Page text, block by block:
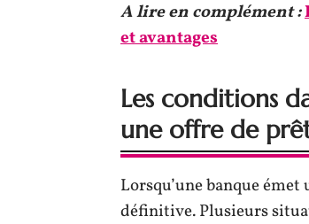
A lire en complément :
et avantages
Les conditions
une offre de
Lorsqu’une banque
définitive. Plusieurs